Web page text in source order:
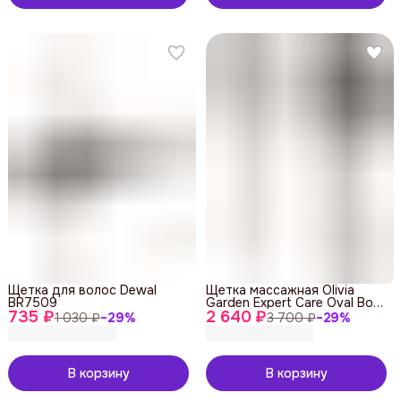
735 ₽1 030 ₽−29%
Щетка для волос Dewal
BR7509
В корзину
2 640 ₽3 700 ₽−29%
Щетка массажная Olivia
Garden Expert Care Oval Boar
Bristles Silver
В корзину